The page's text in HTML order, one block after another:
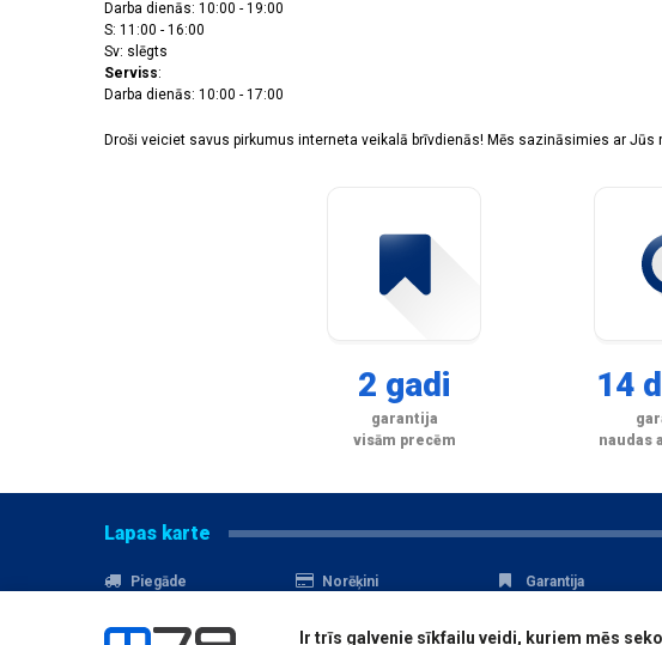
Darba dienās: 10:00 - 19:00
S: 11:00 - 16:00
Sv: slēgts
Serviss:
Darba dienās: 10:00 - 17:00
Droši veiciet savus pirkumus interneta veikalā brīvdienās! Mēs sazināsimies ar Jūs
2 gadi
garantija
visām precēm
14
naudas
Lapas karte
Piegāde
Norēķini
Akcijas
Serviss
Garantija
Datu aizsardzība
Ir trīs galvenie sīkfailu veidi, kuriem mēs